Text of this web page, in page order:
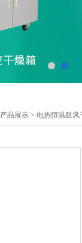
产品展示 > 电热恒温鼓风